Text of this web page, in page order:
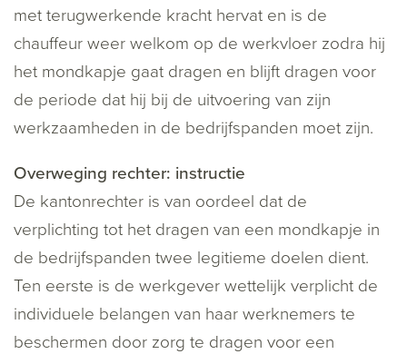
met terugwerkende kracht hervat en is de
chauffeur weer welkom op de werkvloer zodra hij
het mondkapje gaat dragen en blijft dragen voor
de periode dat hij bij de uitvoering van zijn
werkzaamheden in de bedrijfspanden moet zijn.
Overweging rechter: instructie
De kantonrechter is van oordeel dat de
verplichting tot het dragen van een mondkapje in
de bedrijfspanden twee legitieme doelen dient.
Ten eerste is de werkgever wettelijk verplicht de
individuele belangen van haar werknemers te
beschermen door zorg te dragen voor een